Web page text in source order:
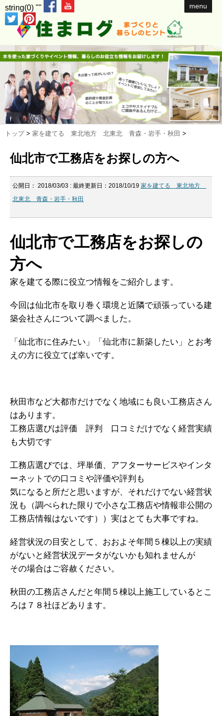
string(0) "" menu
トップ > 家を建てる 東北地方 北東北 青森・岩手・秋田 >
仙北市で工務店をお探しの方へ
公開日： 2018/03/03 : 最終更新日：2018/10/19 家を建てる 東北地方
北東北 青森・岩手・秋田
仙北市で工務店をお探しの
方へ
家を建てる際に役立つ情報をご紹介します。
今回は仙北市を取り巻く環境と近隣で頑張っている建
築会社さんについて調べました。
「仙北市に住みたい」「仙北市に新築したい」とお考
えの方に役立てば幸いです。
秋田市など大都市だけでなく地域にも良い工務店さん
はあります。
工務店選びは評価 評判 口コミだけでなく経営実績
も大切です
工務店選びでは、坪単価、アフターサービスやインタ
ーネットでの口コミや評価や評判も
気になると所だと思いますが、それだけでない経営状
況も（調べられた限りで小さな工務店や情報非公開の
工務店情報はないです））実はとても大事ですね。
経営状況の目安として、おおよそ年間５棟以上の実績
がないと経営状況データがないかも知れませんが
その場合はご容赦ください。
秋田の工務店さんだと年間５棟以上施工しているとこ
ろは７８社ほどあります。